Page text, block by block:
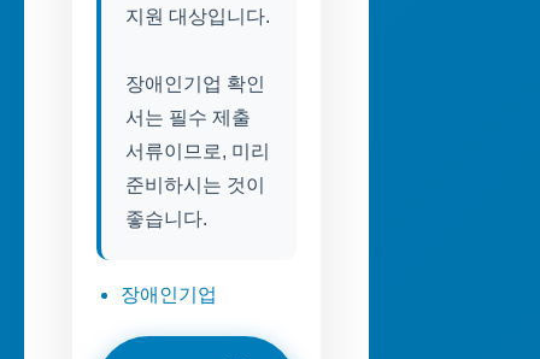
지원 대상입니다.
장애인기업 확인
서는 필수 제출
서류이므로, 미리
준비하시는 것이
좋습니다.
장애인기업